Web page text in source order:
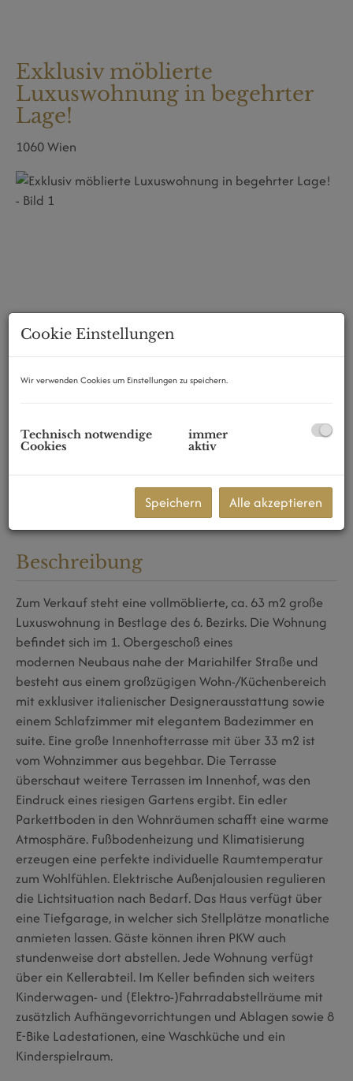
Exklusiv möblierte
Luxuswohnung in begehrter
Lage!
1060 Wien
Beschreibung
Zum Verkauf steht eine vollmöblierte, ca. 63 m2 große
Luxuswohnung in Bestlage des 6. Bezirks. Die Wohnung
befindet sich im 1. Obergeschoß eines
modernen Neubaus nahe der Mariahilfer Straße und
besteht aus einem großzügigen Wohn-/Küchenbereich
mit exklusiver italienischer Designerausstattung sowie
einem Schlafzimmer mit elegantem Badezimmer en
suite. Eine große Innenhofterrasse mit über 33 m2 ist
vom Wohnzimmer aus begehbar. Die Terrasse
überschaut weitere Terrassen im Innenhof, was den
Eindruck eines riesigen Gartens ergibt. Ein edler
Parkettboden in den Wohnräumen schafft eine warme
Atmosphäre. Fußbodenheizung und Klimatisierung
erzeugen eine perfekte individuelle Raumtemperatur
zum Wohlfühlen. Elektrische Außenjalousien regulieren
die Lichtsituation nach Bedarf. Das Haus verfügt über
eine Tiefgarage, in welcher sich Stellplätze monatliche
anmieten lassen. Gäste können ihren PKW auch
stundenweise dort abstellen. Jede Wohnung verfügt
über ein Kellerabteil. Im Keller befinden sich weiters
Kinderwagen- und (Elektro-)Fahrradabstellräume mit
zusätzlich Aufhängevorrichtungen und Ablagen sowie 8
E-Bike Ladestationen, eine Waschküche und ein
Kinderspielraum.
Cookie Einstellungen
Wir verwenden Cookies um Einstellungen zu speichern.
Technisch notwendige
Cookies
immer
aktiv
Speichern Alle akzeptieren